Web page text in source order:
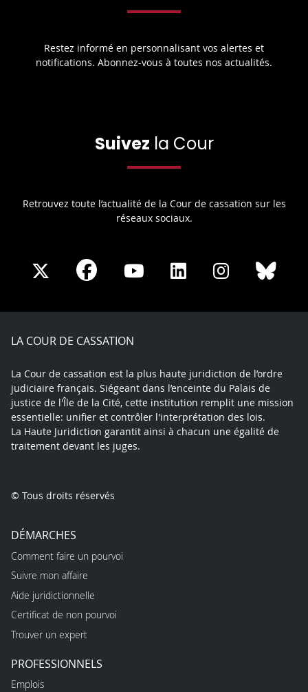
Restez informé en personnalisant vos alertes et
notifications. Abonnez-vous à toutes nos actualités.
Suivez la Cour
Retrouvez toute l’actualité de la Cour de cassation sur les
réseaux sociaux.
Share
X
Share
Facebook
Share
Youtube
Share
LinkedIn
Share
Instagram
LA COUR DE CASSATION
La Cour de cassation est la plus haute juridiction de l’ordre
judiciaire français. Siégeant dans l’enceinte du Palais de
justice de l'Île de la Cité, cette institution remplit une mission
essentielle: unifier et contrôler l'interprétation des lois.
La Haute Juridiction garantit ainsi à chacun une égalité de
traitement devant les juges.
© Tous droits réservés
DÉMARCHES
Comment faire un pourvoi
Suivre mon affaire
Aide juridictionnelle
Certificat de non pourvoi
Trouver un expert
PROFESSIONNELS
Emplois